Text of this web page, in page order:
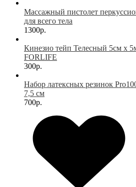
Массажный пистолет
для всего тела
1300р.
Кинезио тейп Телесный 5см х
FORLIFE
300р.
Набор латексных резинок
7,5 см
700р.